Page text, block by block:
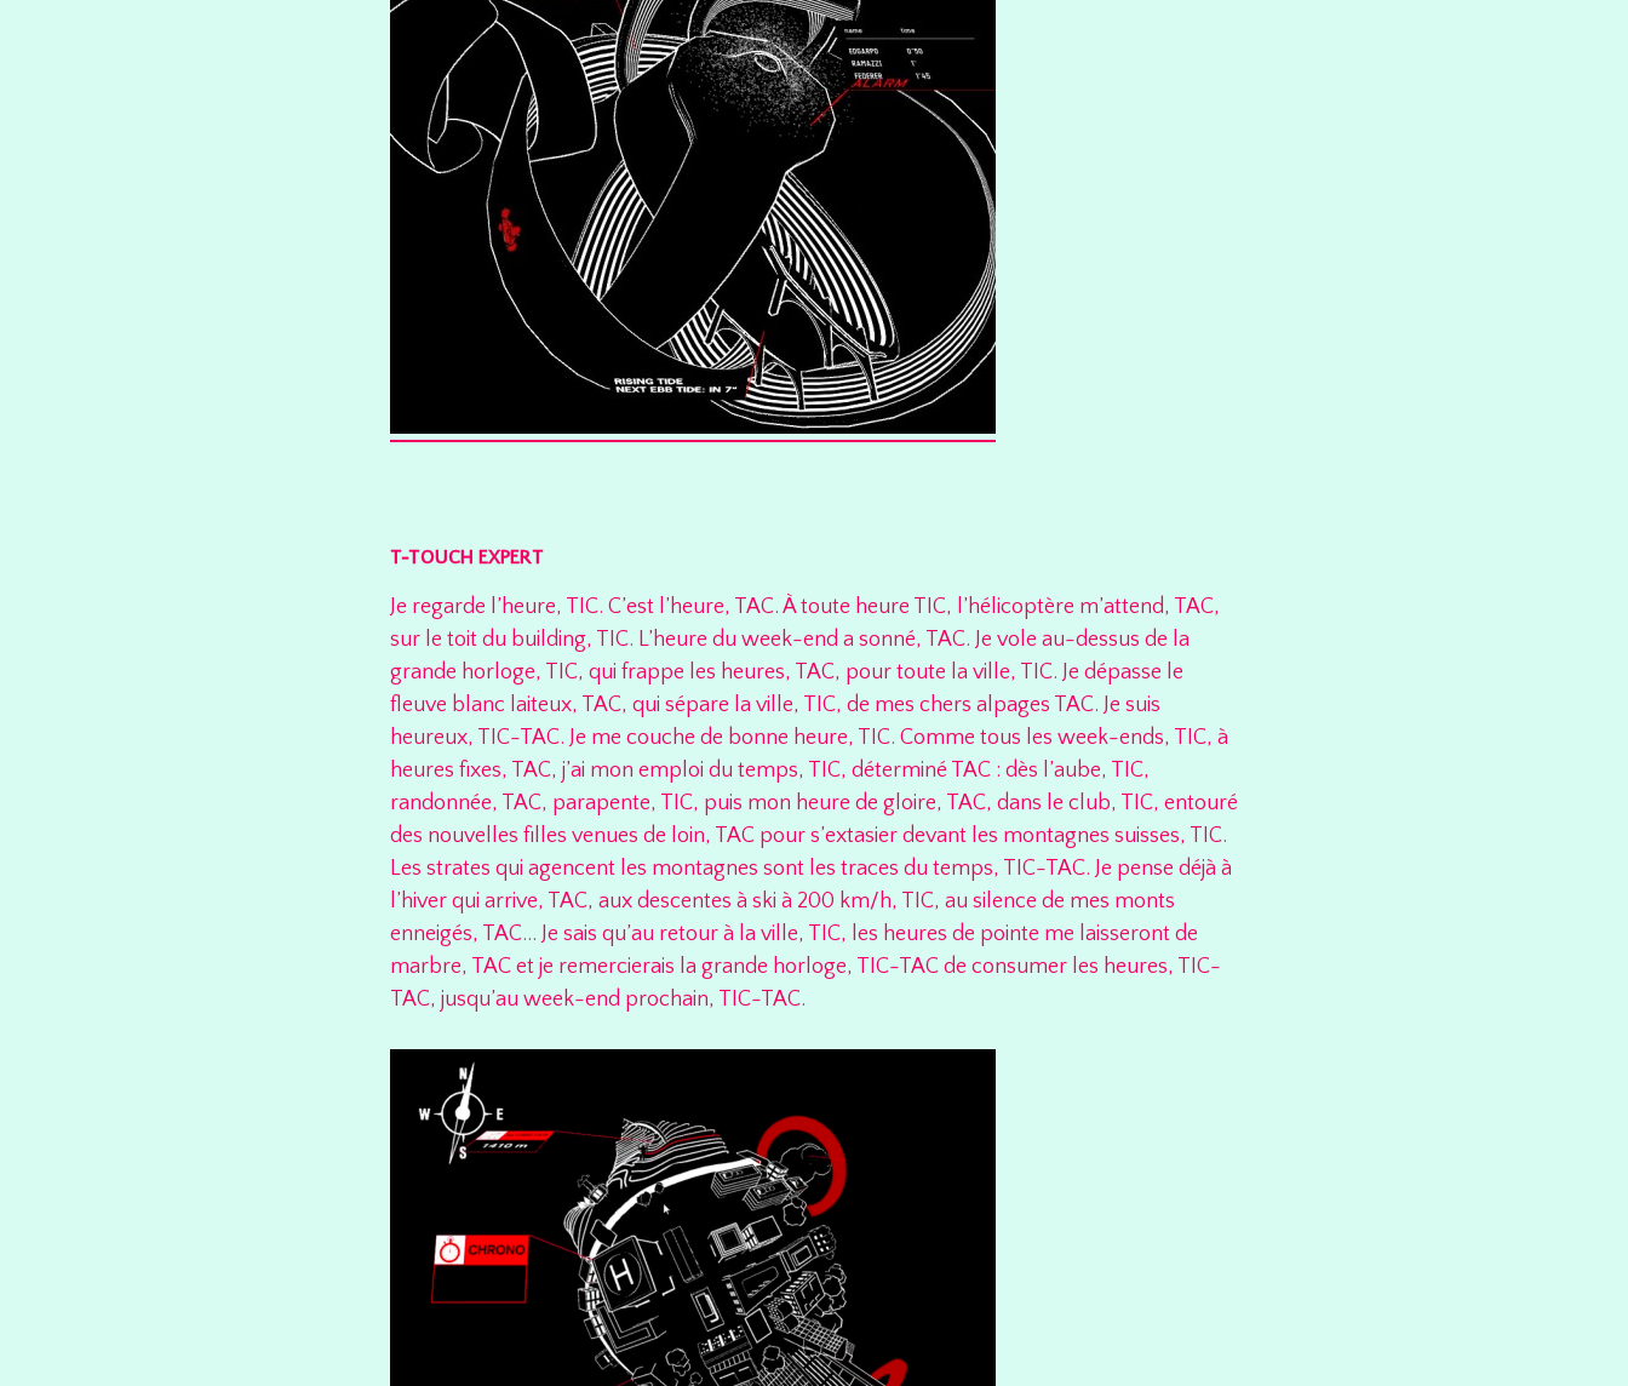
T-TOUCH EXPERT
Je regarde l’heure, TIC. C’est l’heure, TAC. À toute heure TIC, l’hélicoptère m’attend, TAC,
sur le toit du building, TIC. L’heure du week-end a sonné, TAC. Je vole au-dessus de la
grande horloge, TIC, qui frappe les heures, TAC, pour toute la ville, TIC. Je dépasse le
fleuve blanc laiteux, TAC, qui sépare la ville, TIC, de mes chers alpages TAC. Je suis
heureux, TIC-TAC. Je me couche de bonne heure, TIC. Comme tous les week-ends, TIC, à
heures fixes, TAC, j’ai mon emploi du temps, TIC, déterminé TAC : dès l’aube, TIC,
randonnée, TAC, parapente, TIC, puis mon heure de gloire, TAC, dans le club, TIC, entouré
des nouvelles filles venues de loin, TAC pour s’extasier devant les montagnes suisses, TIC.
Les strates qui agencent les montagnes sont les traces du temps, TIC-TAC. Je pense déjà à
l’hiver qui arrive, TAC, aux descentes à ski à 200 km/h, TIC, au silence de mes monts
enneigés, TAC… Je sais qu’au retour à la ville, TIC, les heures de pointe me laisseront de
marbre, TAC et je remercierais la grande horloge, TIC-TAC de consumer les heures, TIC-
TAC, jusqu’au week-end prochain, TIC-TAC.